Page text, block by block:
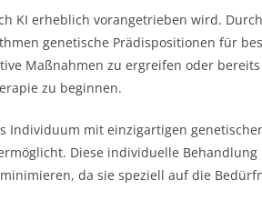
KI erheblich vorangetrieben wird.
genetische Prädispositionen für
Maßnahmen zu ergreifen oder
zu beginnen.
Individuum mit einzigartigen
Diese individuelle Behandlung
da sie speziell auf die